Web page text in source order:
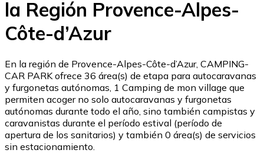
la Región Provence-Alpes-
Côte-d’Azur
En la región de Provence-Alpes-Côte-d’Azur, CAMPING-
CAR PARK ofrece 36 área(s) de etapa para autocaravanas
y furgonetas autónomas, 1 Camping de mon village que
permiten acoger no solo autocaravanas y furgonetas
autónomas durante todo el año, sino también campistas y
caravanistas durante el período estival (período de
apertura de los sanitarios) y también 0 área(s) de servicios
sin estacionamiento.